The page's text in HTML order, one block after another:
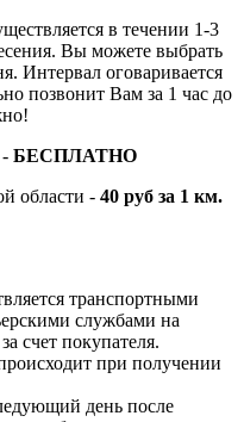
в течении 1-3
Вы можете выбрать
Интервал оговаривается
позвонит Вам за 1 час до
БЕСПЛАТНО
области - 40 руб за 1 км.
транспортными
службами на
счет покупателя.
при получении
день после